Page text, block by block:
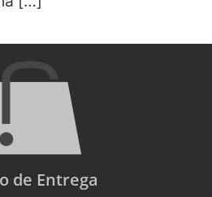
de Entrega